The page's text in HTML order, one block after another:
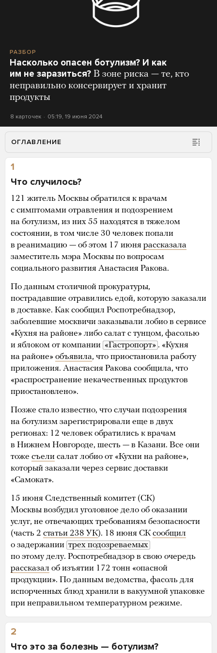
РАЗБОР
Насколько опасен ботулизм? И как
им не заразиться? В зоне риска — те, кто
неправильно консервирует и хранит
продукты
8 карточек 05:19, 19 июня 2024
ОГЛАВЛЕНИЕ
1
Что случилось?
121 житель Москвы обратился к врачам
с симптомами отравления и подозрением
на ботулизм, из них 55 находятся в тяжелом
состоянии, в том числе 30 человек попали
в реанимацию — об этом 17 июня рассказала
заместитель мэра Москвы по вопросам
социального развития Анастасия Ракова.
По данным столичной прокуратуры,
пострадавшие отравились едой, которую заказали
в доставке. Как сообщил Роспотребнадзор,
заболевшие москвичи заказывали лобио в сервисе
«Кухня на районе» либо салат с тунцом, фасолью
и яблоком от компании «Гастропорт» . «Кухня
на районе» объявила, что приостановила работу
приложения. Анастасия Ракова сообщила, что
«распространение некачественных продуктов
приостановлено».
Позже стало известно, что случаи подозрения
на ботулизм зарегистрировали еще в двух
регионах: 12 человек обратились к врачам
в Нижнем Новгороде, шесть — в Казани. Все они
тоже съели салат лобио от «Кухни на районе»,
который заказали через сервис доставки
«Самокат».
15 июня Следственный комитет (СК)
Москвы возбудил уголовное дело об оказании
услуг, не отвечающих требованиям безопасности
(часть 2 статьи 238 УК). 18 июня СК сообщил
о задержании трех подозреваемых
по этому делу. Роспотребнадзор в свою очередь
рассказал об изъятии 172 тонн «опасной
продукции». По данным ведомства, фасоль для
испорченных блюд хранили в вакуумной упаковке
при неправильном температурном режиме.
2
Что это за болезнь — ботулизм?